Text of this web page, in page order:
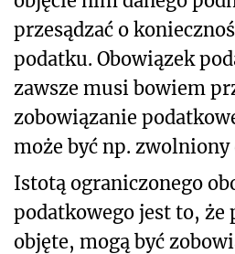
przesądzać o
podatku. Obowiązek
zawsze musi bowiem
zobowiązanie
może być np. zwolniony
Istotą ograniczonego
podatkowego jest to,
objęte, mogą być